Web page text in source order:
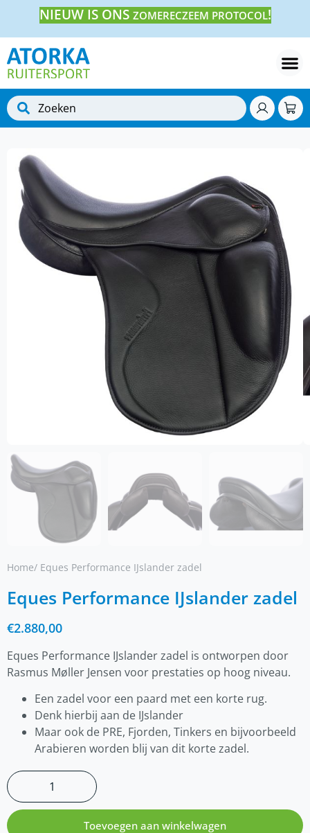
NIEUW IS ONS ZOMERECZEEM PROTOCOL!
Home/ Eques Performance IJslander zadel
Eques Performance IJslander zadel
€2.880,00
Eques Performance IJslander zadel is ontworpen door
Rasmus Møller Jensen voor prestaties op hoog niveau.
Een zadel voor een paard met een korte rug.
Denk hierbij aan de IJslander
Maar ook de PRE, Fjorden, Tinkers en bijvoorbeeld
Arabieren worden blij van dit korte zadel.
Toevoegen aan winkelwagen